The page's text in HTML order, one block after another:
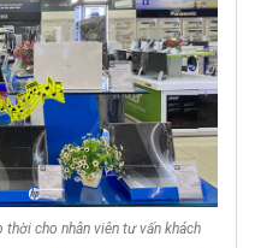
cho nhân viên tư vấn khách